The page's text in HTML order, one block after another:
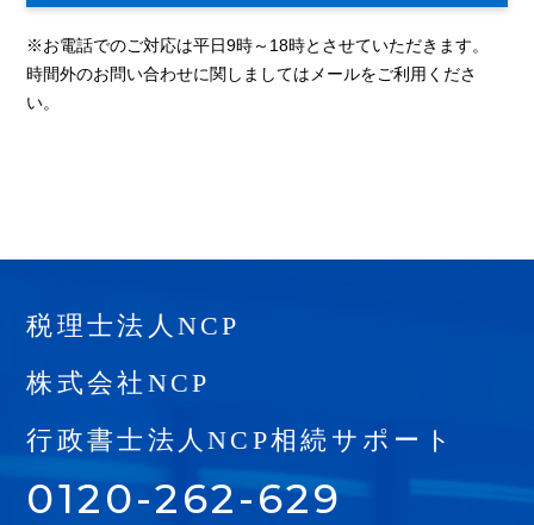
※お電話でのご対応は平日9時～18時とさせていただきます。
時間外のお問い合わせに関しましてはメールをご利用くださ
い。
税理士法人NCP
株式会社NCP
行政書士法人NCP相続サポート
0120-262-629